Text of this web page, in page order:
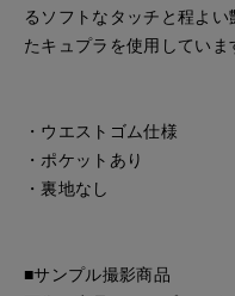
るソフトなタッチと程よ
たキュプラを使用していま
・ウエストゴム仕様
・ポケットあり
・裏地なし
■サンプル撮影商品